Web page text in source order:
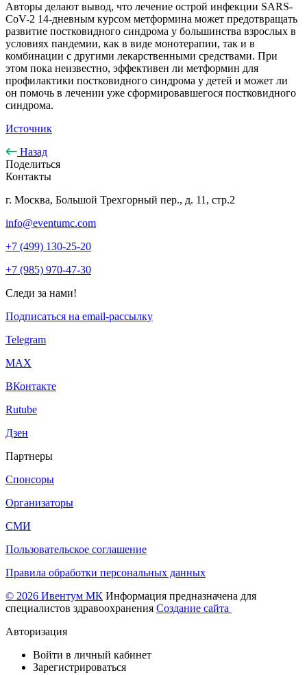
Авторы делают вывод, что лечение острой инфекции SARS-
CoV-2 14-дневным курсом метформина может предотвращать
развитие постковидного синдрома у большинства взрослых в
условиях пандемии, как в виде монотерапии, так и в
комбинации с другими лекарственными средствами. При
этом пока неизвестно, эффективен ли метформин для
профилактики постковидного синдрома у детей и может ли
он помочь в лечении уже сформировавшегося постковидного
синдрома.
Источник
Назад
Поделиться
Контакты
г. Москва, Большой Трехгорный пер., д. 11, стр.2
info@eventumc.com
+7 (499) 130-25-20
+7 (985) 970-47-30
Следи за нами!
Подписаться на email-рассылку
Telegram
МАХ
ВКонтакте
Rutube
Дзен
Партнеры
Спонсоры
Организаторы
СМИ
Пользовательское соглашение
Правила обработки персональных данных
© 2026 Ивентум МК Информация предназначена для
специалистов здравоохранения Создание сайта
Авторизация
Войти в личный кабинет
Зарегистрироваться